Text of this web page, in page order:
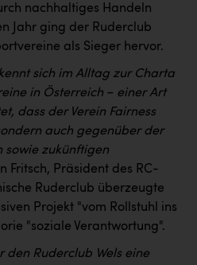
Motorhotels
nachhaltiges Handeln
Jahr ging der Ruderclub
als Sieger hervor.
sich im Alltag zur Charta
in Österreich – einer Art
dass der Verein Fairness
auch gegenüber der
sowie zukünftigen
Fritsch, Präsident des RC-
Ruderclub überzeugte
Projekt "vom Rollstuhl ins
"soziale Verantwortung".
den Ruderclub Wels eine